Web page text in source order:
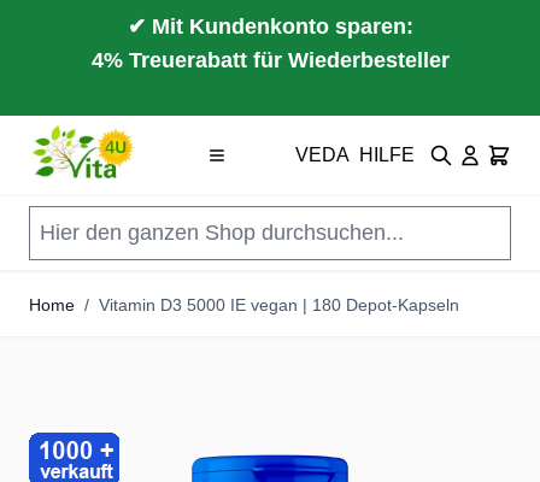
✔ Mit Kundenkonto sparen:
4% Treuerabatt für Wiederbesteller
Direkt zum Inhalt
VEDA HILFE Suche Cart
Home / Vitamin D3 5000 IE vegan | 180 Depot-Kapseln